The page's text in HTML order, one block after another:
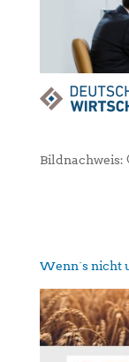
Bildnachweis:
Wenn´s nicht